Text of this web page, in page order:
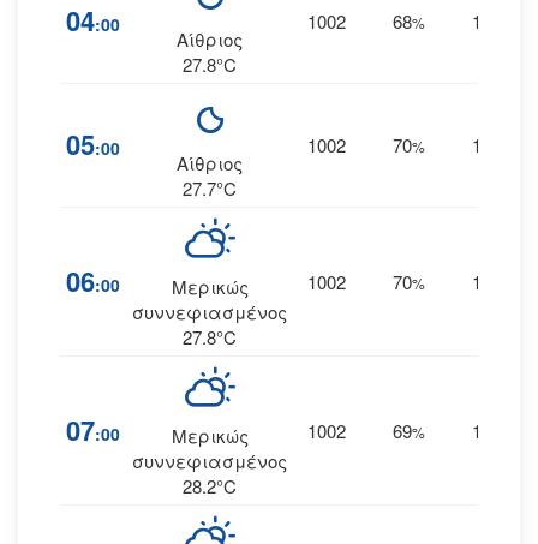
04:00
Αίθριος
27.8°C
1002 68% 15
05:00
Αίθριος
27.7°C
1002 70% 16
06:00
Μερικώς
συννεφιασμένος
27.8°C
1002 70% 18
07:00
Μερικώς
συννεφιασμένος
28.2°C
1002 69% 19